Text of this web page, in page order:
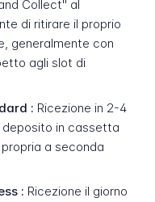
Collect" al
di ritirare il proprio
generalmente con
agli slot di
: Ricezione in 2-4
deposito in cassetta
a seconda
: Ricezione il giorno